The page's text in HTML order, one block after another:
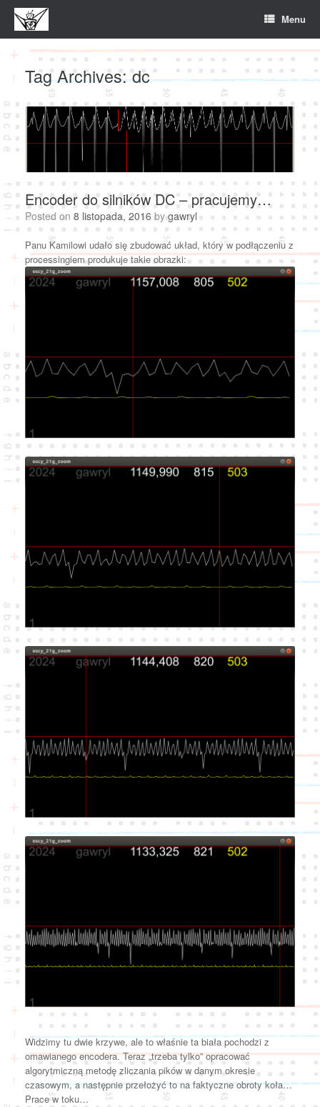
Skip
content
Menu
Tag Archives:dc
Encoder do silników DC – pracujemy…
Posted on 8 listopada, 2016 bygawryl
Panu Kamilowi udało się zbudować układ, który w podłączeniu z
processingiem produkuje takie obrazki:
Widzimy tu dwie krzywe, ale to właśnie ta biała pochodzi z
omawianego encodera. Teraz „trzeba tylko” opracować
algorytmiczną metodę zliczania pików w danym okresie
czasowym, a następnie przełożyć to na faktyczne obroty koła…
Prace w toku…